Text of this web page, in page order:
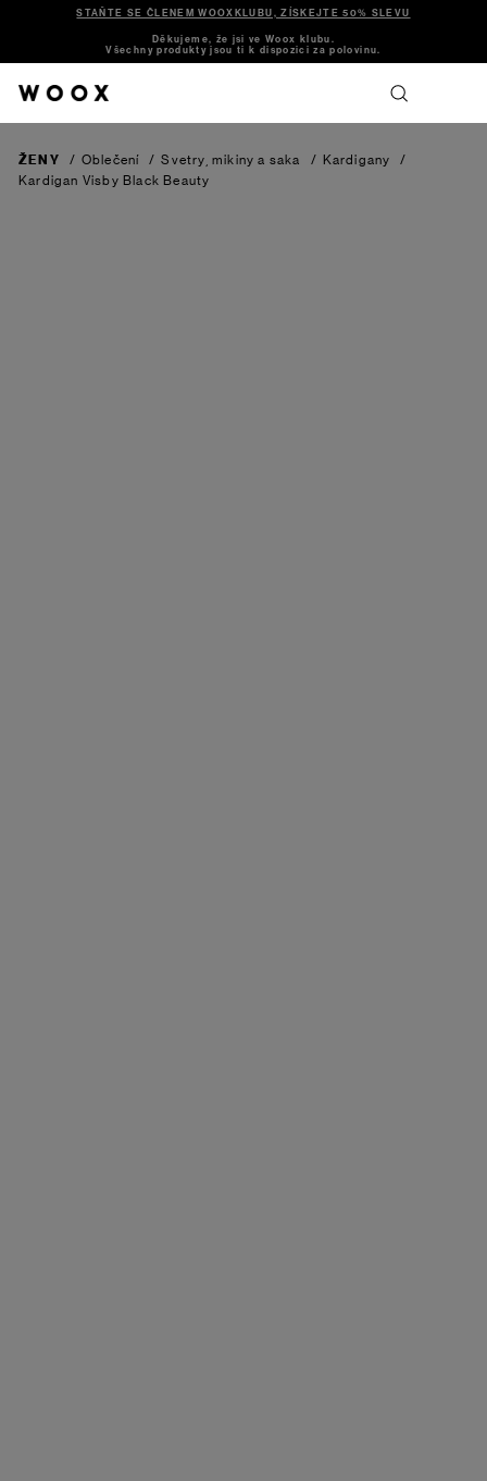
STAŇTE SE ČLENEM WOOXKLUBU, ZÍSKEJTE 50% SLEVU
Děkujeme, že jsi ve Woox klubu.
Všechny produkty jsou ti k dispozici za polovinu.
ŽENY / Oblečení / Svetry, mikiny a saka / Kardigany
/
Kardigan Visby Black Beauty